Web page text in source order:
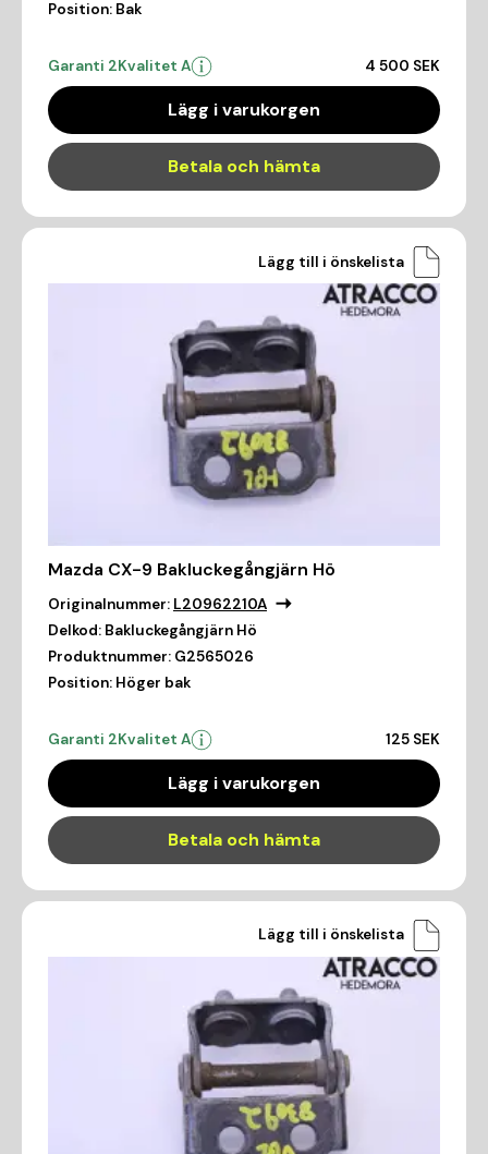
Position: Bak
Garanti 2Kvalitet A 4 500 SEK
Lägg i varukorgen
Betala och hämta
Lägg till i önskelista
Mazda CX-9 Bakluckegångjärn Hö
Originalnummer: L20962210A
Delkod: Bakluckegångjärn Hö
Produktnummer: G2565026
Position: Höger bak
Garanti 2Kvalitet A 125 SEK
Lägg i varukorgen
Betala och hämta
Lägg till i önskelista